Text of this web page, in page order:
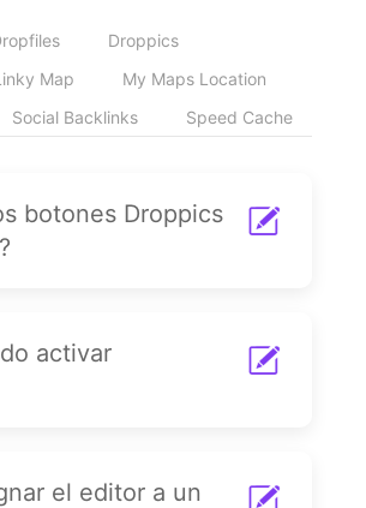
Droppics
Map
My Maps Location
Social Backlinks Speed Cache
botones Droppics
activar
el editor a un